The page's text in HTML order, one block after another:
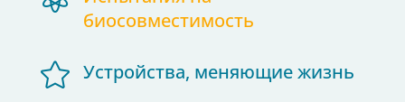
биосовместимость
 Устройства, меняющие жизнь